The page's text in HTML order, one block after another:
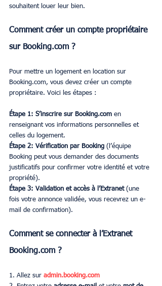
souhaitent louer leur bien.
Comment créer un compte propriétaire
sur Booking.com ?
Pour mettre un logement en location sur
Booking.com, vous devez créer un compte
propriétaire. Voici les étapes :
Étape 1: S’inscrire sur Booking.com en
renseignant vos informations personnelles et
celles du logement.
Étape 2: Vérification par Booking (l’équipe
Booking peut vous demander des documents
justificatifs pour confirmer votre identité et votre
propriété).
Étape 3: Validation et accès à l’Extranet (une
fois votre annonce validée, vous recevrez un e-
mail de confirmation).
Comment se connecter à l’Extranet
Booking.com ?
1. Allez sur admin.booking.com